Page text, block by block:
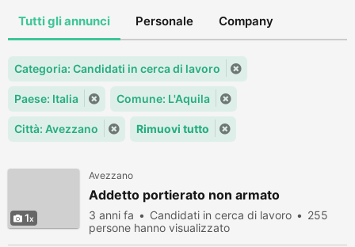
Tutti gli annunci Personale Company
Categoria: Candidati in cerca di lavoro
Paese: Italia Comune: L'Aquila
Città: Avezzano Rimuovi tutto
1
Avezzano
Addetto portierato non armato
3 anni fa Candidati in cerca di lavoro
255
persone hanno visualizzato